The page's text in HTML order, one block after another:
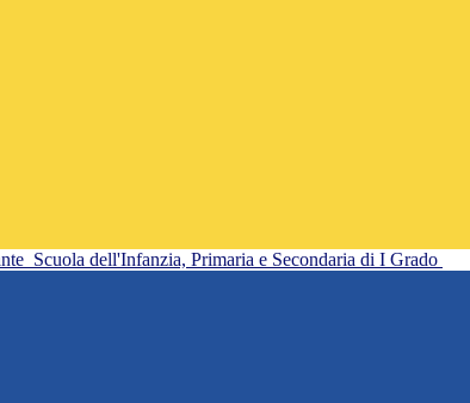
Scuola dell'Infanzia, Primaria e Secondaria di I Grado